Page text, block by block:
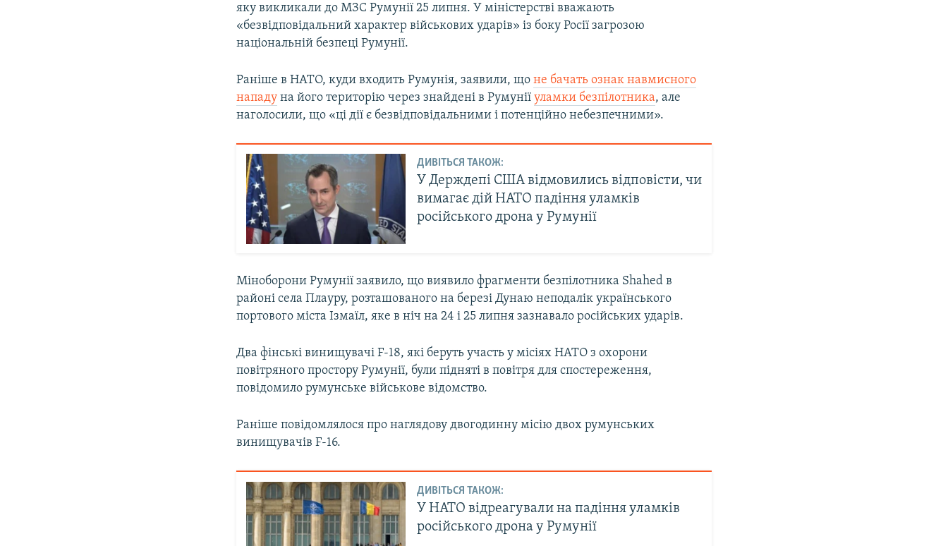
яку викликали до МЗС Румунії 25 липня. У міністерстві вважають
«безвідповідальний характер військових ударів» із боку Росії загрозою
національній безпеці Румунії.
Раніше в НАТО, куди входить Румунія, заявили, щоне бачать ознак навмисного
нападу на його територію через знайдені в Румуніїуламки безпілотника, але
наголосили, що «ці дії є безвідповідальними і потенційно небезпечними».
ДИВІТЬСЯ ТАКОЖ:
У Держдепі США відмовились відповісти, чи
вимагає дій НАТО падіння уламків
російського дрона у Румунії
Міноборони Румунії заявило, що виявило фрагменти безпілотника Shahed в
районі села Плауру, розташованого на березі Дунаю неподалік українського
портового міста Ізмаїл, яке в ніч на 24 і 25 липня зазнавало російських ударів.
Два фінські винищувачі F-18, які беруть участь у місіях НАТО з охорони
повітряного простору Румунії, були підняті в повітря для спостереження,
повідомило румунське військове відомство.
Раніше повідомлялося про наглядову двогодинну місію двох румунських
винищувачів F-16.
ДИВІТЬСЯ ТАКОЖ:
У НАТО відреагували на падіння уламків
російського дрона у Румунії